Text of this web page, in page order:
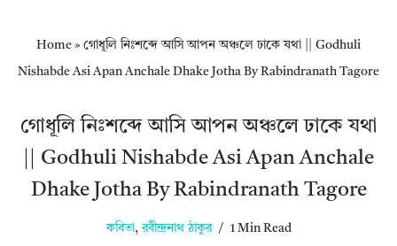
Home » গোধূলি নিঃশব্দে আসি আপন অঞ্চলে ঢাকে যথা || Godhuli
Nishabde Asi Apan Anchale Dhake Jotha By Rabindranath Tagore
গোধূলি নিঃশব্দে আসি আপন অঞ্চলে ঢাকে যথা
|| Godhuli Nishabde Asi Apan Anchale
Dhake Jotha By Rabindranath Tagore
কবিতা, রবীন্দ্রনাথ ঠাকুর 1 Min Read